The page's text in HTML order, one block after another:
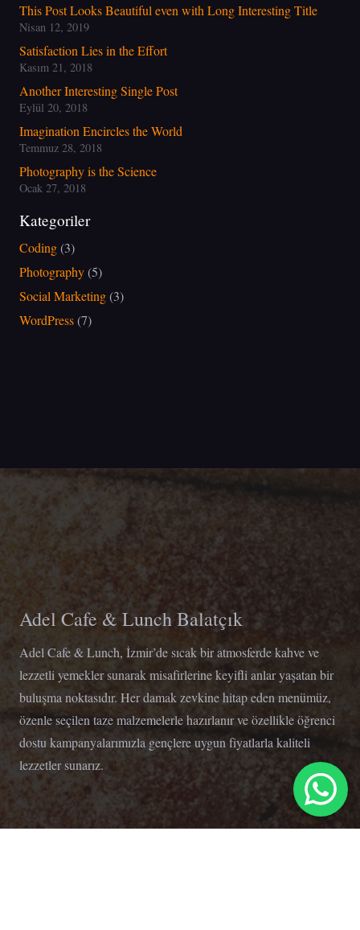
This Post Looks Beautiful even with Long Interesting Title
Nisan 12, 2019
Satisfaction Lies in the Effort
Kasım 21, 2018
Another Interesting Single Post
Eylül 20, 2018
Imagination Encircles the World
Temmuz 28, 2018
Photography is the Science
Ocak 27, 2018
Kategoriler
Coding(3)
Photography(5)
Social Marketing(3)
WordPress(7)
Adel Cafe & Lunch Balatçık
Adel Cafe & Lunch, İzmir’de sıcak bir atmosferde kahve ve
lezzetli yemekler sunarak misafirlerine keyifli anlar yaşatan bir
buluşma noktasıdır. Her damak zevkine hitap eden menümüz,
özenle seçilen taze malzemelerle hazırlanır ve özellikle öğrenci
dostu kampanyalarımızla gençlere uygun fiyatlarla kaliteli
lezzetler sunarız.